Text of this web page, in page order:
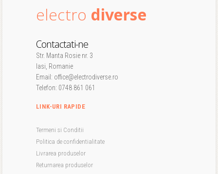
electro diverse
Contactati-ne
Str. Manta Rosie nr. 3
Iasi, Romanie
Email: office@electrodiverse.ro
Telefon: 0748 861 061
LINK-URI RAPIDE
Termeni si Conditii
Politica de confidentialitate
Livrarea produselor
Returnarea produselor